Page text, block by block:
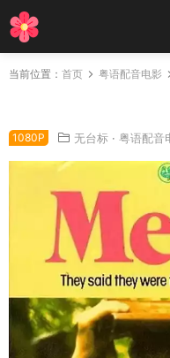
当前位置： 首页 粤语配音电影
1080P 无台标 · 粤语配音